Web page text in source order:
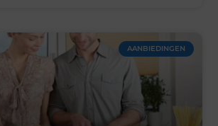
AANBIEDINGEN